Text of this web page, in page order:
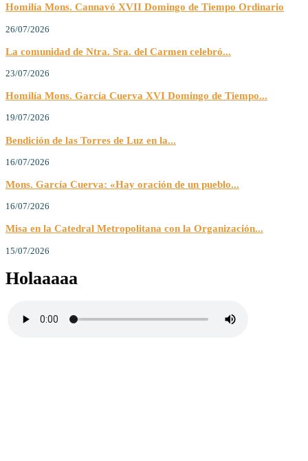
Homilía Mons. Cannavó XVII Domingo de Tiempo Ordinario
26/07/2026
La comunidad de Ntra. Sra. del Carmen celebró...
23/07/2026
Homilía Mons. García Cuerva XVI Domingo de Tiempo...
19/07/2026
Bendición de las Torres de Luz en la...
16/07/2026
Mons. García Cuerva: «Hay oración de un pueblo...
16/07/2026
Misa en la Catedral Metropolitana con la Organización...
15/07/2026
Holaaaaa